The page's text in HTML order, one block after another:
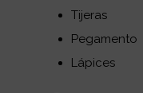
Tijeras
Pegamento
Lápices